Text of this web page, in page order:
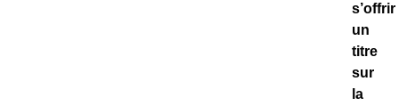
s’offrir
un
titre
sur
la